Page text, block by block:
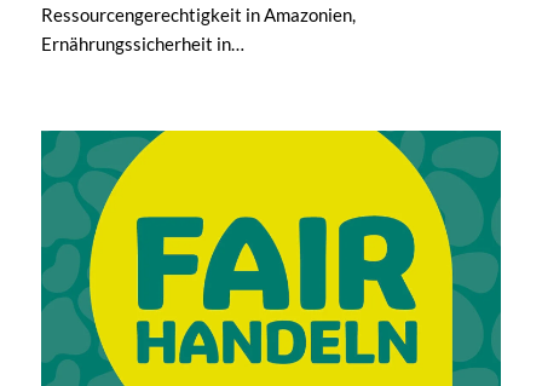
Ressourcengerechtigkeit in Amazonien,
Ernährungssicherheit in…